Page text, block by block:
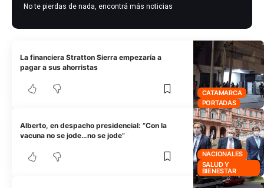
No te pierdas de nada, encontrá más noticias
CATAMARCA
PORTADAS
La financiera Stratton Sierra empezaría a
pagar a sus ahorristas
NACIONALES
SALUD Y
BIENESTAR
Alberto, en despacho presidencial: “Con la
vacuna no se jode…no se jode”